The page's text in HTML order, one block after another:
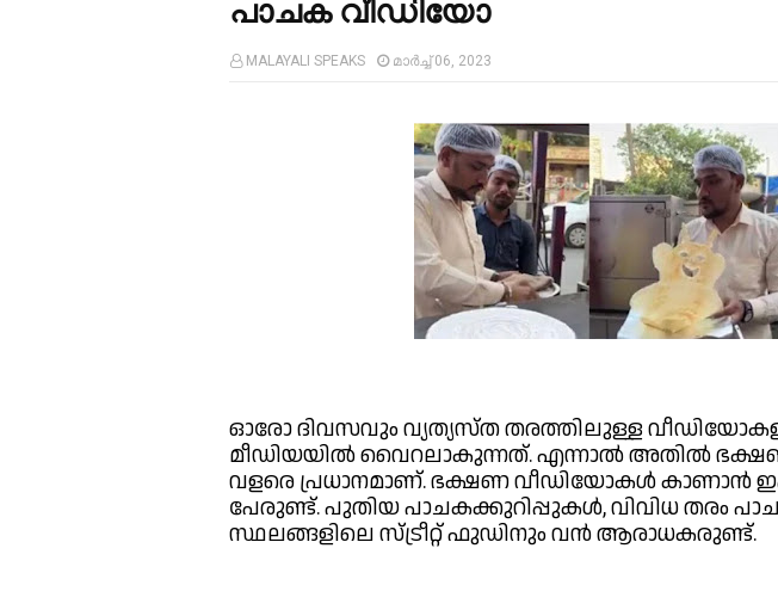
പാചക വീഡിയോ
MALAYALI SPEAKS മാർച്ച് 06, 2023
ഓരോ ദിവസവും വ്യത്യസ്ത തരത്തിലുള്ള
മീഡിയയിൽ വൈറലാകുന്നത്. എന്നാൽ അതിൽ
വളരെ പ്രധാനമാണ്. ഭക്ഷണ വീഡിയോകൾ കാണാൻ
പേരുണ്ട്. പുതിയ പാചകക്കുറിപ്പുകൾ, വിവിധ തരം
സ്ഥലങ്ങളിലെ സ്ട്രീറ്റ് ഫുഡിനും വൻ ആരാധകരുണ്ട്.